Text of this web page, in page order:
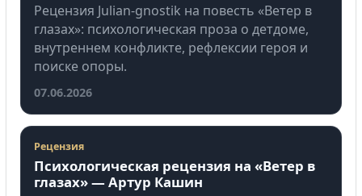
Рецензия Julian-gnostik на повесть «Ветер в
глазах»: психологическая проза о детдоме,
внутреннем конфликте, рефлексии героя и
поиске опоры.
07.06.2026
Рецензия
Психологическая рецензия на «Ветер в
глазах» — Артур Кашин